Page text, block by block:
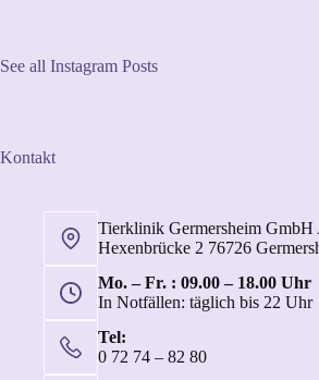
See all Instagram Posts
Kontakt
Tierklinik Germersheim GmbH
Hexenbrücke 2 76726
Mo. – Fr. : 09.00 – 18.00 Uhr
In Notfällen: täglich bis 22 Uhr
Tel:
0 72 74 – 82 80